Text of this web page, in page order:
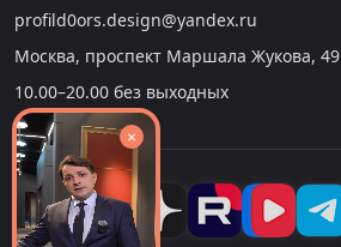
profild0ors.design@yandex.ru
Москва, проспект Маршала Жукова, 49
10.00–20.00 без выходных
×